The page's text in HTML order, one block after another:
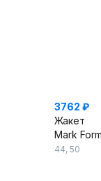
3762 ₽
Жакет
Mark
44, 50